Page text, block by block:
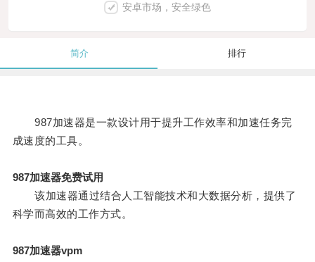
安卓市场，安全绿色
简介 排行
987加速器是一款设计用于提升工作效率和加速任务完
成速度的工具。
987加速器免费试用
该加速器通过结合人工智能技术和大数据分析，提供了
科学而高效的工作方式。
987加速器vpm